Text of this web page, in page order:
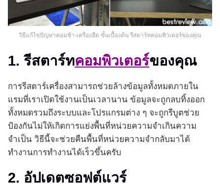
วิธีแก้ไขปัญหาคอมช้า-เครื่องอืด ขั้นเบื้องต้น รีสตาร์ทคอมพิวเตอร์ของคุณ
1. รีสตาร์ทคอมพิวเตอร์ของคุณ
การรีสตาร์เครื่องสามารถช่วยล้างข้อมูลทั้งหมดภายใน
แรมที่เราเปิดใช้งานเป็นเวลานาน ข้อมูลจะถูกลบทิ้งออก
ทั้งหมดรวมถึงระบบและโปรแกรมต่าง ๆ จะถูกรีบูตช่วย
ป้องกันไม่ให้เกิดการแย่งพื้นที่หน่วยความจำเกินความ
จำเป็น วิธีนี้จะช่วยคืนพื้นที่หน่วยความจำกลับมาได้
ทำงานการทำงานได้เร็วขึ้นครับ
2. อัปเดตซอฟต์แวร์